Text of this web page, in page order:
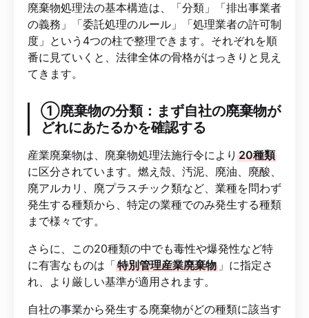
廃棄物処理法の基本構造は、「分類」「排出事業者
の義務」「委託処理のルール」「処理業者の許可制
度」という4つの柱で整理できます。それぞれを順
番に見ていくと、法律全体の骨格がはっきりと見え
てきます。
①廃棄物の分類：まず自社の廃棄物が
どれにあたるかを確認する
産業廃棄物は、廃棄物処理法施行令により 20種類
に区分されています。燃え殻、汚泥、廃油、廃酸、
廃アルカリ、廃プラスチック類など、業種を問わず
発生する種類から、特定の業種でのみ発生する種類
まで様々です。
さらに、この20種類の中でも毒性や爆発性など特
に有害なものは「特別管理産業廃棄物 」に指定さ
れ、より厳しい基準が適用されます。
自社の事業から発生する廃棄物がどの種類に該当す